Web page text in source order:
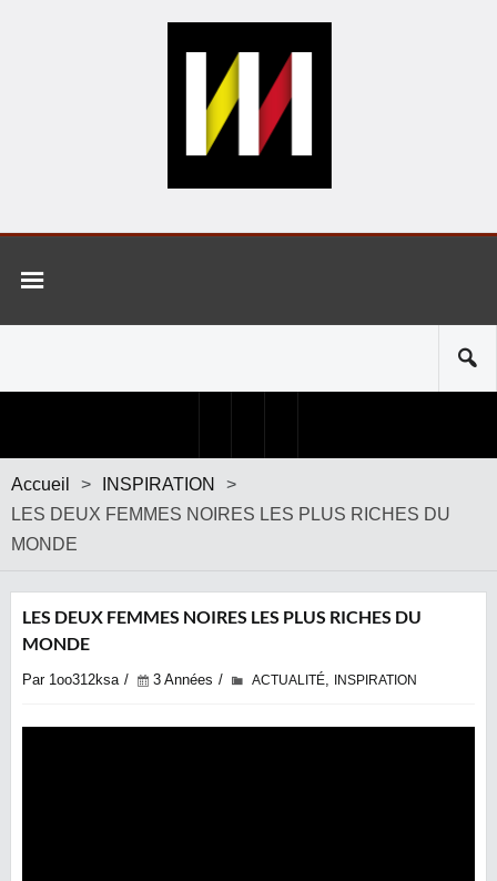
Accueil > INSPIRATION
>
LES DEUX FEMMES NOIRES LES PLUS RICHES DU
MONDE
LES DEUX FEMMES NOIRES LES PLUS RICHES DU
MONDE
Par 1oo312ksa 3 Années ACTUALITÉ, INSPIRATION